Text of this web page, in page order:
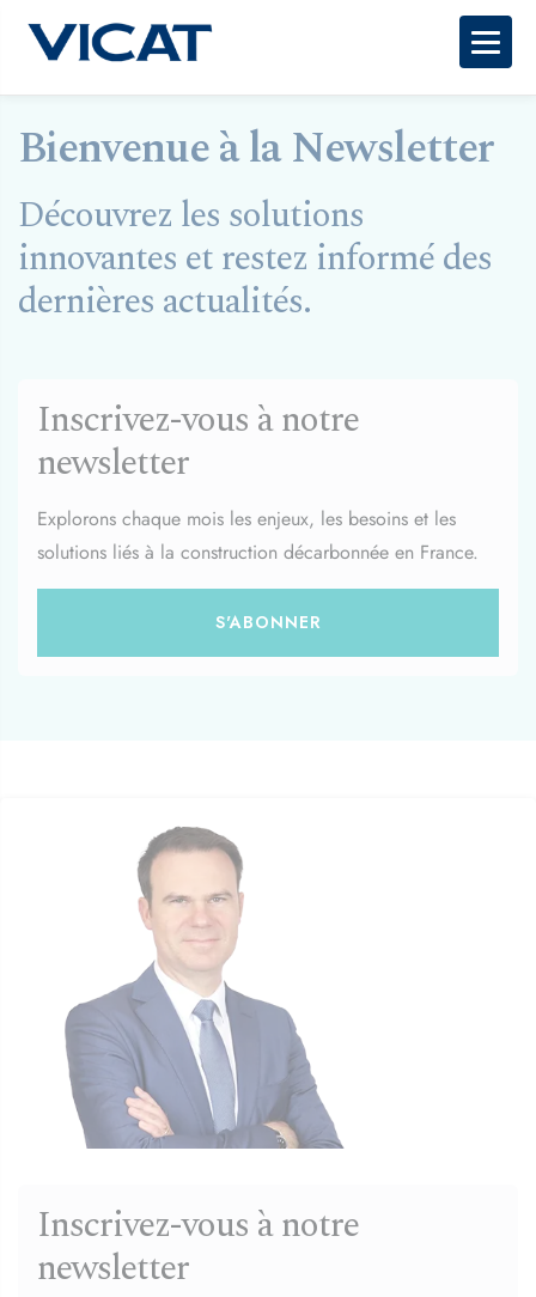
Bienvenue à la Newsletter
Découvrez les solutions
innovantes et restez informé des
dernières actualités.
Inscrivez-vous à notre
newsletter
Explorons chaque mois les enjeux, les besoins et les
solutions liés à la construction décarbonnée en France.
S'ABONNER
Inscrivez-vous à notre
newsletter